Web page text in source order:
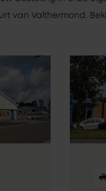
van Valthermond.